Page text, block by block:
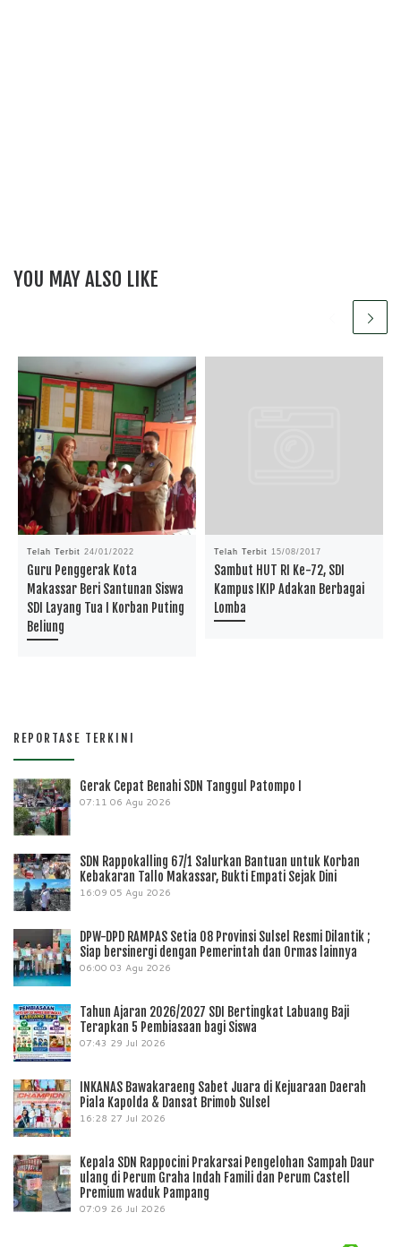
YOU MAY ALSO LIKE
Telah Terbit24/01/2022
Guru Penggerak Kota
Makassar Beri Santunan Siswa
SDI Layang Tua I Korban Puting
Beliung
Telah Terbit 15/08/2017
Sambut HUT RI Ke-72, SDI
Kampus IKIP Adakan Berbagai
Lomba
REPORTASE TERKINI
Gerak Cepat Benahi SDN Tanggul Patompo I
07:11 06 Agu 2026
SDN Rappokalling 67/1 Salurkan Bantuan untuk Korban
Kebakaran Tallo Makassar, Bukti Empati Sejak Dini
16:09 05 Agu 2026
DPW-DPD RAMPAS Setia 08 Provinsi Sulsel Resmi Dilantik ;
Siap bersinergi dengan Pemerintah dan Ormas lainnya
06:00 03 Agu 2026
Tahun Ajaran 2026/2027 SDI Bertingkat Labuang Baji
Terapkan 5 Pembiasaan bagi Siswa
07:43 29 Jul 2026
INKANAS Bawakaraeng Sabet Juara di Kejuaraan Daerah
Piala Kapolda & Dansat Brimob Sulsel
16:28 27 Jul 2026
Kepala SDN Rappocini Prakarsai Pengelohan Sampah Daur
ulang di Perum Graha Indah Famili dan Perum Castell
Premium waduk Pampang
07:09 26 Jul 2026